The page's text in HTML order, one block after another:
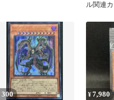
ル関連
300 ¥7,980